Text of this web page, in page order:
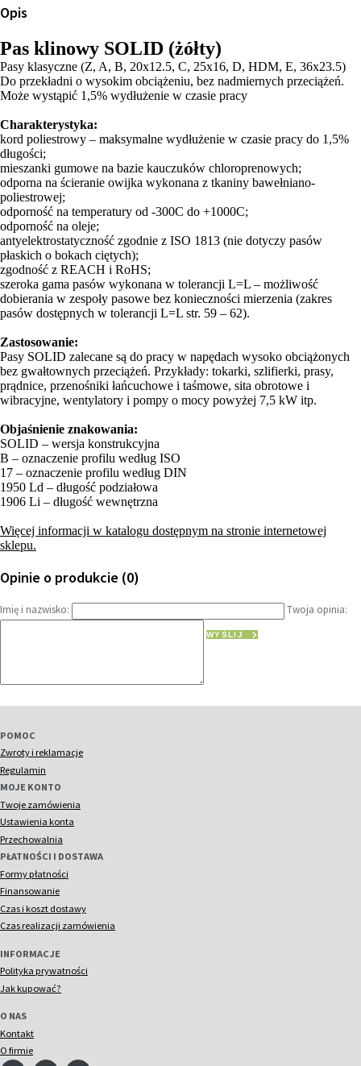
Opis
Pas klinowy SOLID (żółty)
Pasy klasyczne (Z, A, B, 20x12.5, C, 25x16, D, HDM, E, 36x23.5)
Do przekładni o wysokim obciążeniu, bez nadmiernych przeciążeń.
Może wystąpić 1,5% wydłużenie w czasie pracy
Charakterystyka:
kord poliestrowy – maksymalne wydłużenie w czasie pracy do 1,5%
długości;
mieszanki gumowe na bazie kauczuków chloroprenowych;
odporna na ścieranie owijka wykonana z tkaniny bawełniano-
poliestrowej;
odporność na temperatury od -300C do +1000C;
odporność na oleje;
antyelektrostatyczność zgodnie z ISO 1813 (nie dotyczy pasów
płaskich o bokach ciętych);
zgodność z REACH i RoHS;
szeroka gama pasów wykonana w tolerancji L=L – możliwość
dobierania w zespoły pasowe bez konieczności mierzenia (zakres
pasów dostępnych w tolerancji L=L str. 59 – 62).
Zastosowanie:
Pasy SOLID zalecane są do pracy w napędach wysoko obciążonych
bez gwałtownych przeciążeń. Przykłady: tokarki, szlifierki, prasy,
prądnice, przenośniki łańcuchowe i taśmowe, sita obrotowe i
wibracyjne, wentylatory i pompy o mocy powyżej 7,5 kW itp.
Objaśnienie znakowania:
SOLID – wersja konstrukcyjna
B – oznaczenie profilu według ISO
17 – oznaczenie profilu według DIN
1950 Ld – długość podziałowa
1906 Li – długość wewnętrzna
Więcej informacji w katalogu dostępnym na stronie internetowej
sklepu.
Opinie o produkcie (0)
Imię i nazwisko: Twoja opinia:
WYŚLIJ
POMOC
Zwroty i reklamacje
Regulamin
MOJE KONTO
Twoje zamówienia
Ustawienia konta
Przechowalnia
PŁATNOŚCI I DOSTAWA
Formy płatności
Finansowanie
Czas i koszt dostawy
Czas realizacji zamówienia
INFORMACJE
Polityka prywatności
Jak kupować?
O NAS
Kontakt
O firmie